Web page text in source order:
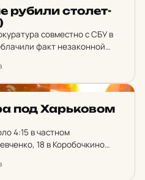
рубили сто­лет­
совместно с СБУ в
факт незаконной
сообщили в пресс-службе
на…
под Харь­ко­вом
4:15 в частном
18 в Коробочкино
мужчины, личность